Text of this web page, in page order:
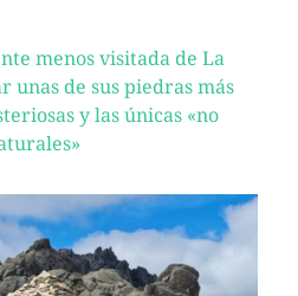
menos visitada de La
unas de sus piedras más
y las únicas «no